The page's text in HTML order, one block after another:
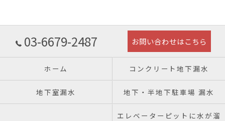
03-6679-2487 お問い合わせはこちら
ホーム コンクリート地下漏水
地下室漏水 地下・半地下駐車場 漏水
エレベーターピットに水が溜